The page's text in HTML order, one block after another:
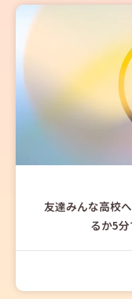
友達みんな高校
るか5